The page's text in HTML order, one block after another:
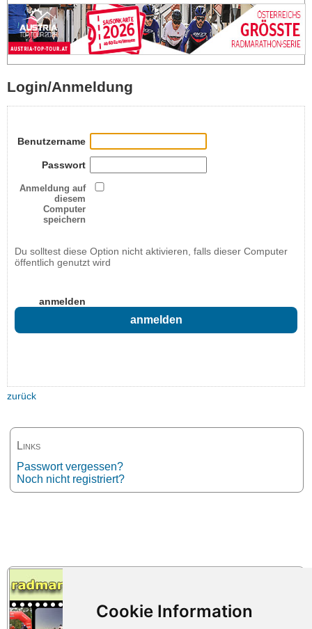
Login/Anmeldung
Links
Passwort vergessen?
Noch nicht registriert?
Benutzername
Passwort
Anmeldung auf
diesem
Computer
speichern
Du solltest diese Option nicht aktivieren, falls dieser Computer
öffentlich genutzt wird
anmelden
zurück